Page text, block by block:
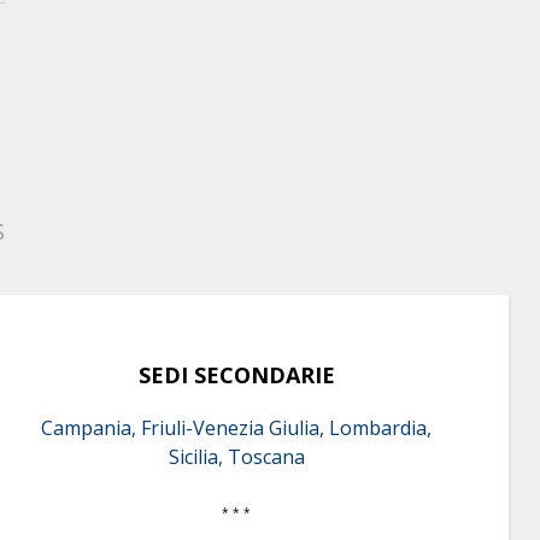
SEDI SECONDARIE
Campania, Friuli-Venezia Giulia, Lombardia,
Sicilia, Toscana
* * *